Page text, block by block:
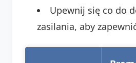
Upewnij się co do
zasilania, aby